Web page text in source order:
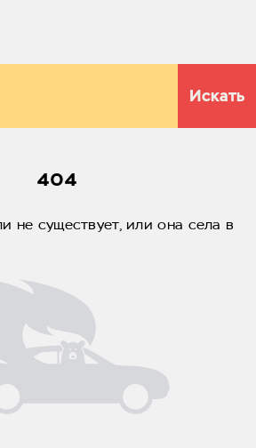
Искать
404
не существует, или она села в